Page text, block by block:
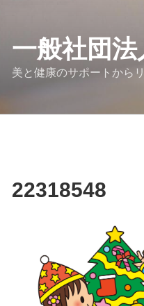
一般社団
美と健康のサポートから
22318548